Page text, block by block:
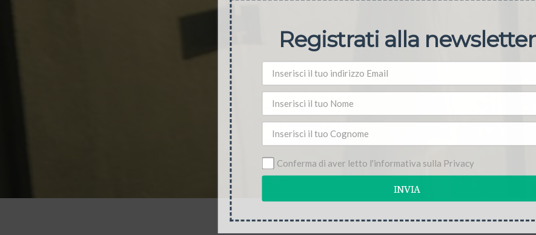
Registrati alla newsletter
Conferma di aver letto l'informativa sulla Privacy
INVIA